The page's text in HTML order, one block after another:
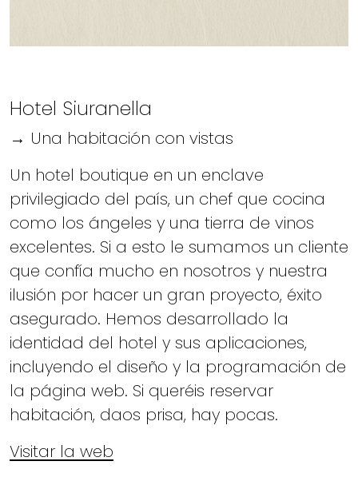
Hotel Siuranella
→ Una habitación con vistas
Un hotel boutique en un enclave
privilegiado del país, un chef que cocina
como los ángeles y una tierra de vinos
excelentes. Si a esto le sumamos un cliente
que confía mucho en nosotros y nuestra
ilusión por hacer un gran proyecto, éxito
asegurado. Hemos desarrollado la
identidad del hotel y sus aplicaciones,
incluyendo el diseño y la programación de
la página web. Si queréis reservar
habitación, daos prisa, hay pocas.
Visitar la web